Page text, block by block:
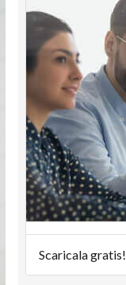
Scaricala gratis!